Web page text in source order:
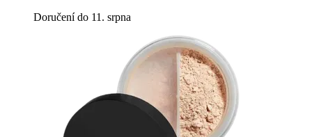
Doručení do 11. srpna